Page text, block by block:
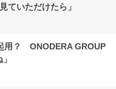
ていただけたら」
用？ ONODERA GROUP